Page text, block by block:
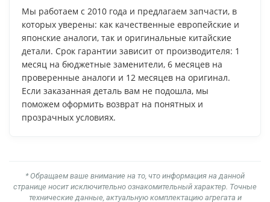
Мы работаем с 2010 года и предлагаем запчасти, в
которых уверены: как качественные европейские и
японские аналоги, так и оригинальные китайские
детали. Срок гарантии зависит от производителя: 1
месяц на бюджетные заменители, 6 месяцев на
проверенные аналоги и 12 месяцев на оригинал.
Если заказанная деталь вам не подошла, мы
поможем оформить возврат на понятных и
прозрачных условиях.
* Обращаем ваше внимание на то, что информация на данной
странице носит исключительно ознакомительный характер. Точные
технические данные, актуальную комплектацию агрегата и